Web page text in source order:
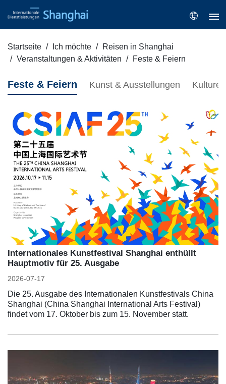
Startseite Ich möchte
Reisen in Shanghai
Veranstaltungen & Aktivitäten
Feste & Feiern
Feste & Feiern Kunst & Ausstellungen
Internationales Kunstfestival Shanghai enthüllt
Hauptmotiv für 25. Ausgabe
2026-07-17
Die 25. Ausgabe des Internationalen Kunstfestivals China
Shanghai (China Shanghai International Arts Festival)
findet vom 17. Oktober bis zum 15. November statt.